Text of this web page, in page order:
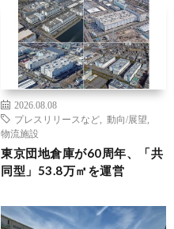
2026.08.08
プレスリリースなど
動向/展望
物流施設
東京団地倉庫が60周年、「共
同型」53.8万㎡を運営